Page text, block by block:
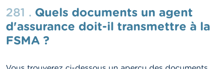
f
e
s
s
i
n
281 . Quels documents un agent
d'assurance doit-il transmettre à la
FSMA ?